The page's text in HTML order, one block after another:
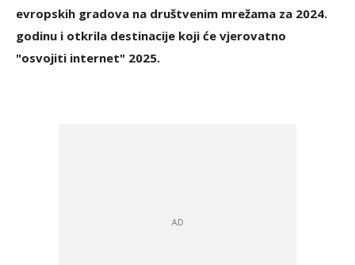
evropskih gradova na društvenim mrežama za 2024.
godinu i otkrila destinacije koji će vjerovatno
"osvojiti internet" 2025.